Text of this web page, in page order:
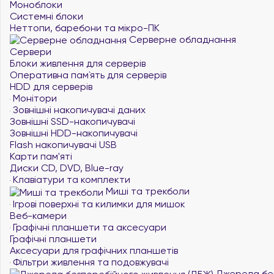
Моноблоки
Системні блоки
Неттопи, баребони та мікро-ПК
Серверне обладнання
Сервери
Блоки живлення для серверів
Оперативна пам`ять для серверів
HDD для серверів
Монітори
Зовнішні накопичувачі даних
Зовнішні SSD-накопичувачі
Зовнішні HDD-накопичувачі
Flash накопичувачі USB
Карти пам'яті
Диски CD, DVD, Blue-ray
Клавіатури та комплекти
Миші та трекболи
Ігрові поверхні та килимки для мишок
Веб-камери
Графічні планшети та аксесуари
Графічні планшети
Аксесуари для графічних планшетів
Фільтри живлення та подовжувачі